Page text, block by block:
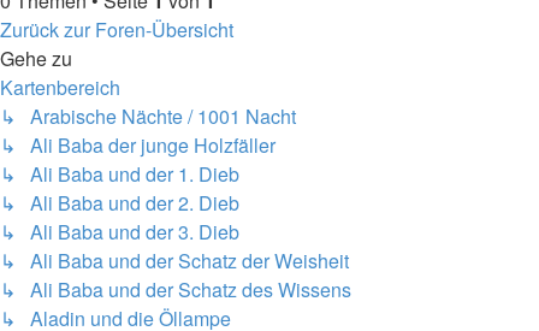
Zurück zur Foren-Übersicht
Gehe zu
Kartenbereich
↳ Arabische Nächte / 1001 Nacht
↳ Ali Baba der junge Holzfäller
↳ Ali Baba und der 1. Dieb
↳ Ali Baba und der 2. Dieb
↳ Ali Baba und der 3. Dieb
↳ Ali Baba und der Schatz der Weisheit
↳ Ali Baba und der Schatz des Wissens
↳ Aladin und die Öllampe